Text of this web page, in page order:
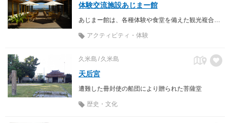
体験交流施設あじまー館
アクティビティ・体験
久米島 久米島
天后宮
遭難した冊封使の船団により贈られた菩薩堂
歴史・文化